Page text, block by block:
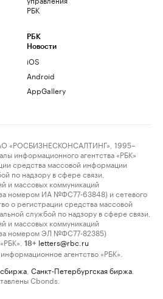
РБК
РБК
Новости
iOS
Android
AppGallery
«РОСБИЗНЕСКОНСАЛТИНГ», 1995–
информационного агентства «РБК»
средства массовой информации
по надзору в сфере связи,
и массовых коммуникаций
номером ИА №ФС77-63848) и сетевого
о регистрации средства массовой
службой по надзору в сфере связи,
и массовых коммуникаций
номером ЭЛ №ФС77-82385)
18+ letters@rbc.ru
агентство «РБК».
Санкт-Петербургская биржа
Cbonds.